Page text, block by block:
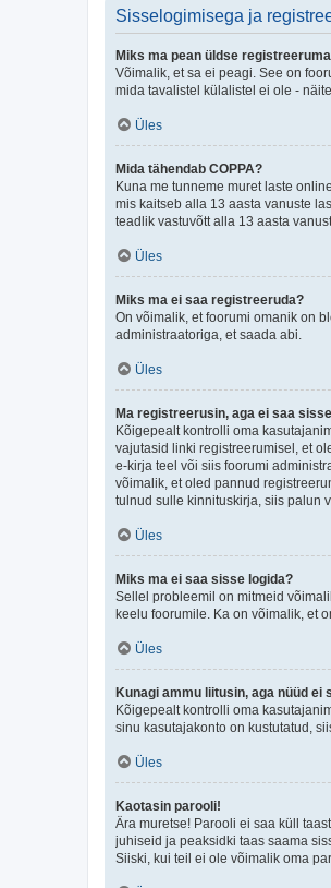
Sisselogimisega ja
Miks ma pean üldse
Võimalik, et sa ei peagi. See on
mida tavalistel külalistel ei ole -
Üles
Mida tähendab COPPA?
Kuna me tunneme muret laste
mis kaitseb alla 13 aasta vanuste
teadlik vastuvõtt alla 13 aasta
Üles
Miks ma ei saa registreeruda?
On võimalik, et foorumi omanik on
administraatoriga, et saada abi.
Üles
Ma registreerusin, aga ei saa
Kõigepealt kontrolli oma
vajutasid linki registreerumisel, et
e-kirja teel või siis foorumi
võimalik, et oled pannud
tulnud sulle kinnituskirja, siis palun
Üles
Miks ma ei saa sisse logida?
Sellel probleemil on mitmeid
keelu foorumile. Ka on võimalik, et
Üles
Kunagi ammu liitusin, aga nüüd ei
Kõigepealt kontrolli oma
sinu kasutajakonto on kustutatud,
Üles
Kaotasin parooli!
Ära muretse! Parooli ei saa küll
juhiseid ja peaksidki taas saama
Siiski, kui teil ei ole võimalik oma